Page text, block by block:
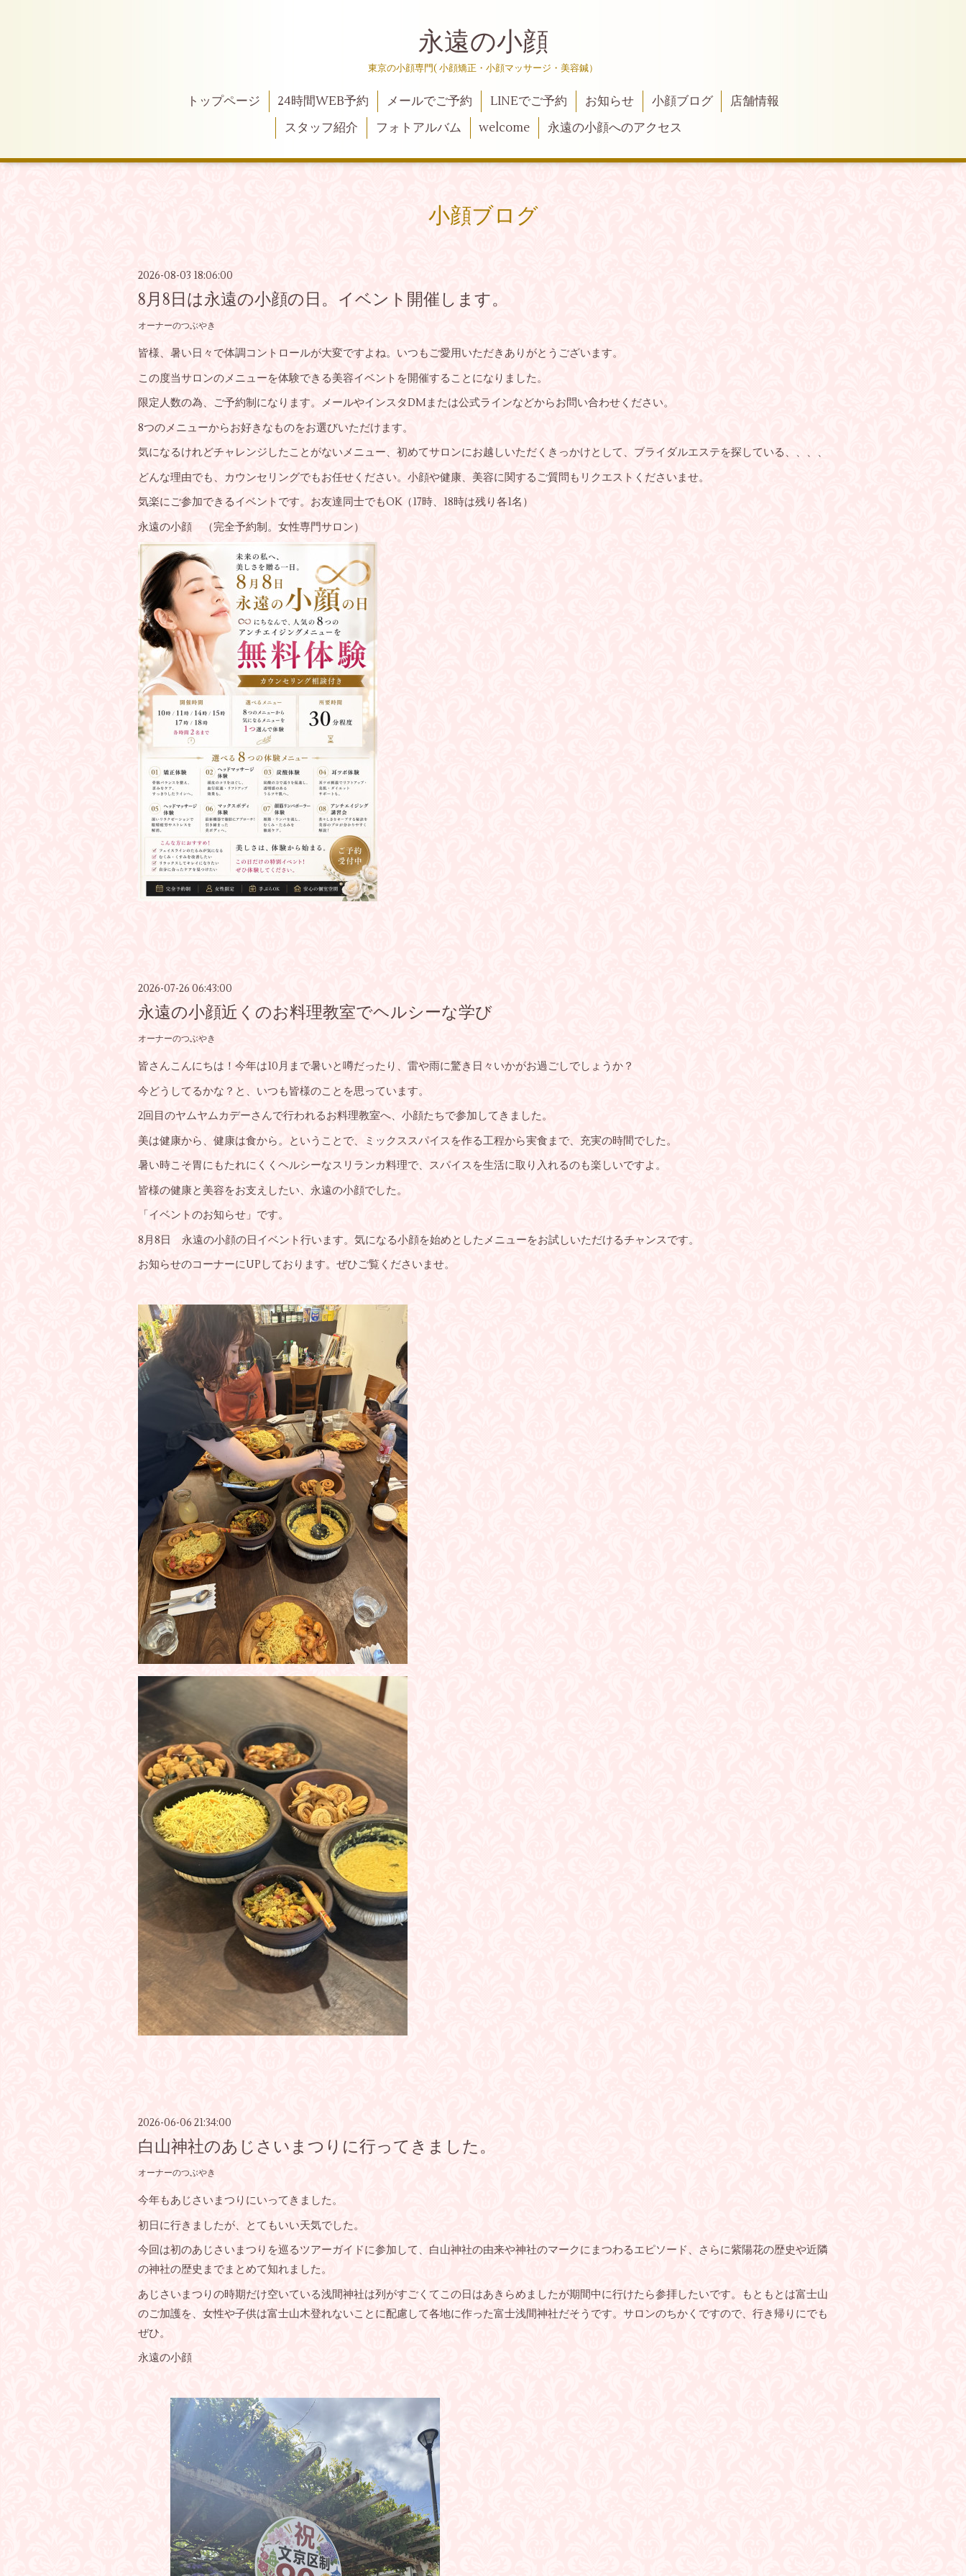
永遠の小顔
東京の小顔専門( 小顔矯正・小顔マッサージ・美容鍼）
トップページ 24時間WEB予約 メールでご予約 LINEでご予約 お知らせ 小顔ブログ
店舗情報
スタッフ紹介
フォトアルバム welcome 永遠の小顔へのアクセス
小顔ブログ
2026-08-03 18:06:00
8月8日は永遠の小顔の日。イベント開催します。
オーナーのつぶやき
皆様、暑い日々で体調コントロールが大変ですよね。いつもご愛用いただきありがとうございます。
この度当サロンのメニューを体験できる美容イベントを開催することになりました。
限定人数の為、ご予約制になります。メールやインスタDMまたは公式ラインなどからお問い合わせください。
8つのメニューからお好きなものをお選びいただけます。
気になるけれどチャレンジしたことがないメニュー、初めてサロンにお越しいただくきっかけとして、ブライダルエステを探している、、、、
どんな理由でも、カウンセリングでもお任せください。小顔や健康、美容に関するご質問もリクエストくださいませ。
気楽にご参加できるイベントです。お友達同士でもOK（17時、18時は残り各1名）
永遠の小顔 （完全予約制。女性専門サロン）
2026-07-26 06:43:00
永遠の小顔近くのお料理教室でヘルシーな学び
オーナーのつぶやき
皆さんこんにちは！今年は10月まで暑いと噂だったり、雷や雨に驚き日々いかがお過ごしでしょうか？
今どうしてるかな？と、いつも皆様のことを思っています。
2回目のヤムヤムカデーさんで行われるお料理教室へ、小顔たちで参加してきました。
美は健康から、健康は食から。ということで、ミックススパイスを作る工程から実食まで、充実の時間でした。
暑い時こそ胃にもたれにくくヘルシーなスリランカ料理で、スパイスを生活に取り入れるのも楽しいですよ。
皆様の健康と美容をお支えしたい、永遠の小顔でした。
「イベントのお知らせ」です。
8月8日 永遠の小顔の日イベント行います。気になる小顔を始めとしたメニューをお試しいただけるチャンスです。
お知らせのコーナーにUPしております。ぜひご覧くださいませ。
2026-06-06 21:34:00
白山神社のあじさいまつりに行ってきました。
オーナーのつぶやき
今年もあじさいまつりにいってきました。
初日に行きましたが、とてもいい天気でした。
今回は初のあじさいまつりを巡るツアーガイドに参加して、白山神社の由来や神社のマークにまつわるエピソード、さらに紫陽花の歴史や近隣
の神社の歴史までまとめて知れました。
あじさいまつりの時期だけ空いている浅間神社は列がすごくてこの日はあきらめましたが期間中に行けたら参拝したいです。もともとは富士山
のご加護を、女性や子供は富士山木登れないことに配慮して各地に作った富士浅間神社だそうです。サロンのちかくですので、行き帰りにでも
ぜひ。
永遠の小顔